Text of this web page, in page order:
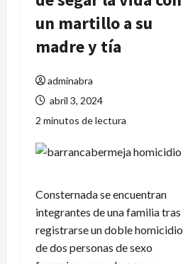
un martillo a su
madre y tía
adminabra
abril 3, 2024
2 minutos de lectura
Consternada se encuentran
integrantes de una familia tras
registrarse un doble homicidio
de dos personas de sexo